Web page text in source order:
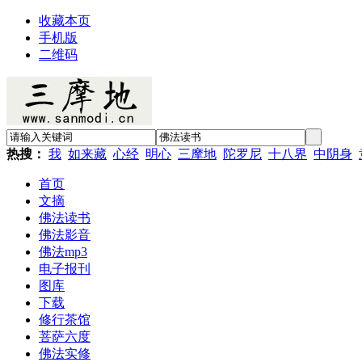
收藏本页
手机版
二维码
热搜： 我 如来藏 心经 明心 三摩地 陀罗尼 十八界 中阴身
首页
文摘
佛法读书
佛法影音
佛法mp3
电子报刊
图库
下载
修行茶馆
菩萨六度
佛法实修